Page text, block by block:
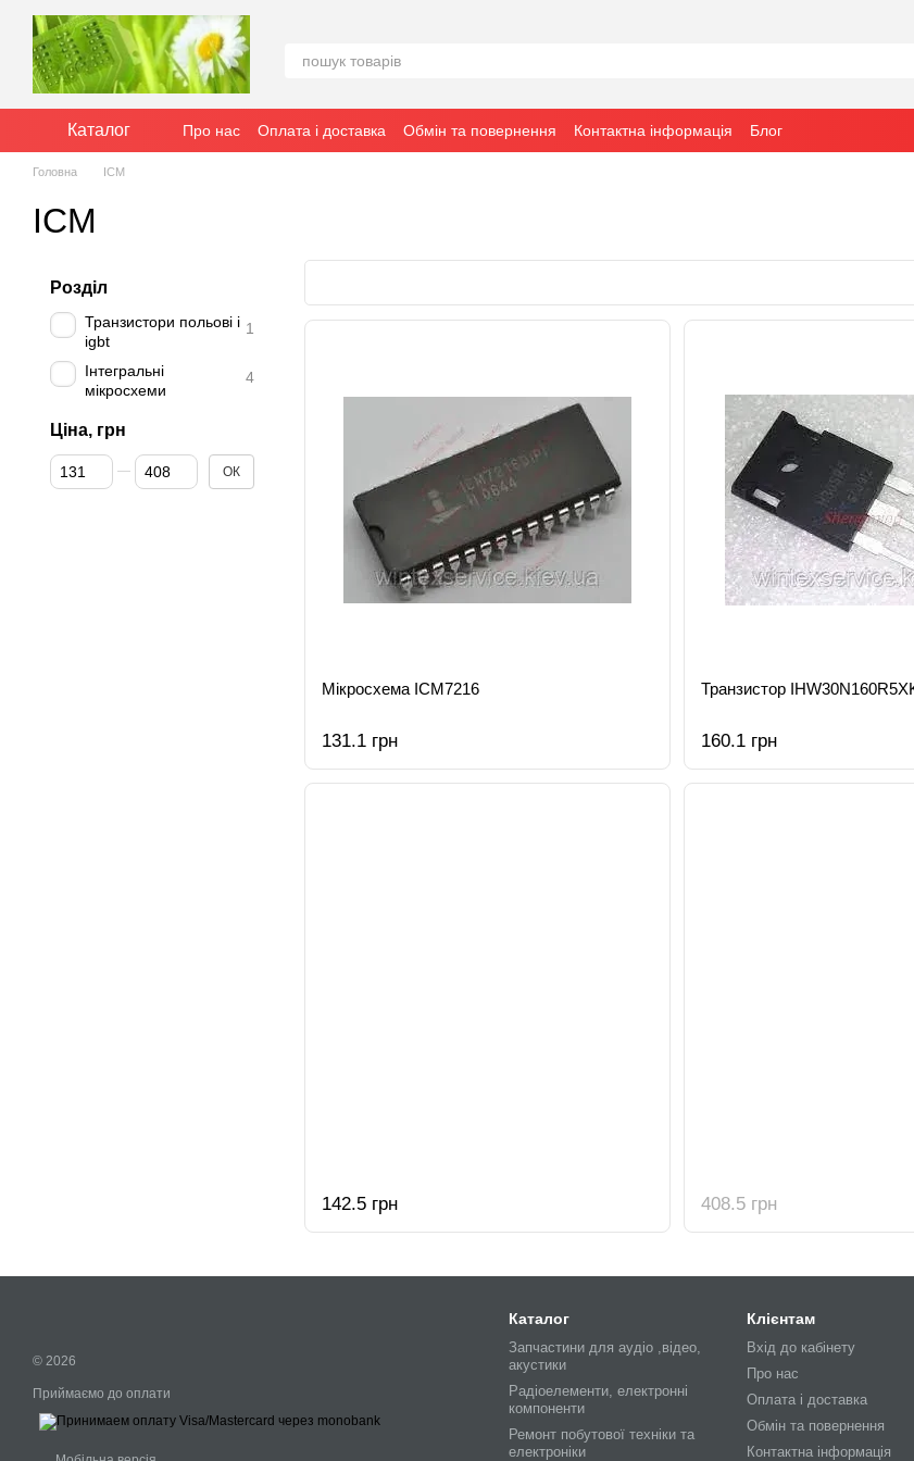
Перейти до основного контенту
Каталог Про нас Оплата і доставка Обмін та повернення Контактна інформація Блог
Головна ICM
ICM
Мікросхема ICM7216
131.1 грн
Транзистор
160.1 грн
142.5 грн 408.5 грн
Розділ
Транзистори польові і
igbt
1
Інтегральні
мікросхеми
4
Ціна, грн
Від Ціна, грн
До Ціна, грн ОК
© 2026
Приймаємо до оплати
Каталог
Запчастини для аудіо ,відео,
акустики
Радіоелементи, електронні
компоненти
Ремонт побутової техніки та
електроніки
Клієнтам
Вхід до кабінету
Про нас
Оплата і доставка
Обмін та повернення
Контактна інформація